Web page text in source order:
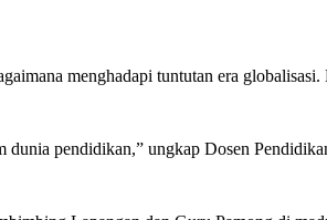
menghadapi tuntutan era globalisasi.
dunia pendidikan,” ungkap Dosen